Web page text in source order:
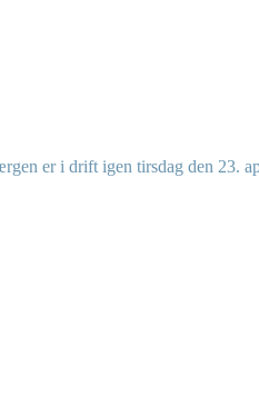
er i drift igen tirsdag den 23.